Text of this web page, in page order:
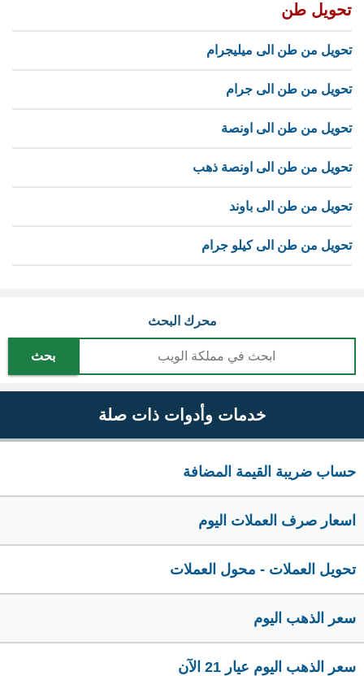
تحويل طن
تحويل من طن الى ميليجرام
تحويل من طن الى جرام
تحويل من طن الى اونصة
تحويل من طن الى اونصة ذهب
تحويل من طن الى باوند
تحويل من طن الى كيلو جرام
محرك البحث
بحث
خدمات وأدوات ذات صلة
حساب ضريبة القيمة المضافة
اسعار صرف العملات اليوم
تحويل العملات - محول العملات
سعر الذهب اليوم
سعر الذهب اليوم عيار 21 الآن